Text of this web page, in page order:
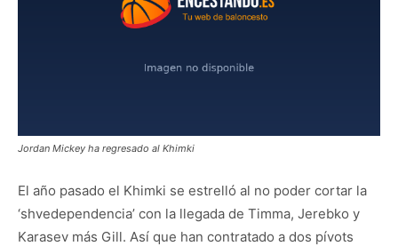
Jordan Mickey ha regresado al Khimki
El año pasado el Khimki se estrelló al no poder cortar la
‘shvedependencia’ con la llegada de Timma, Jerebko y
Karasev más Gill. Así que han contratado a dos pívots